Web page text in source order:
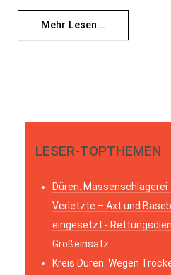
Mehr Lesen...
LESER-TOPTHEMEN
Düren:
Verletzte – Axt und
eingesetzt -
Großeinsatz
Kreis Düren: Wegen